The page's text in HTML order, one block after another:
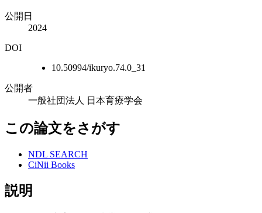
公開日
2024
DOI
10.50994/ikuryo.74.0_31
公開者
一般社団法人 日本育療学会
この論文をさがす
NDL SEARCH
CiNii Books
説明